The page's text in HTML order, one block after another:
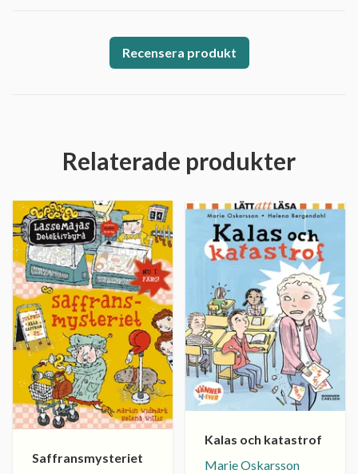
Recensera produkt
Relaterade produkter
Saffransmysteriet
Kalas och katastrof
Marie Oskarsson